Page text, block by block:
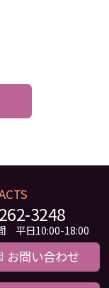
3248
平日10:00-18:00
お問い合わせ